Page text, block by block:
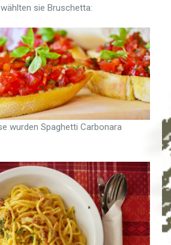
e
i
n
m
a
l
a
d
s
sie Bruschetta:
wurden Spaghetti Carbonara